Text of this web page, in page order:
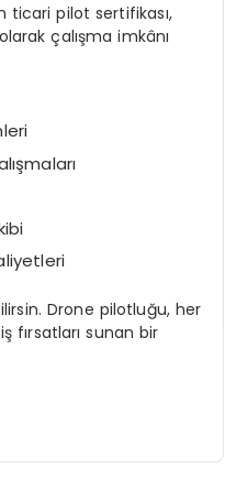
ticari pilot sertifikası,
çalışma imkânı
Drone pilotluğu, her
fırsatları sunan bir